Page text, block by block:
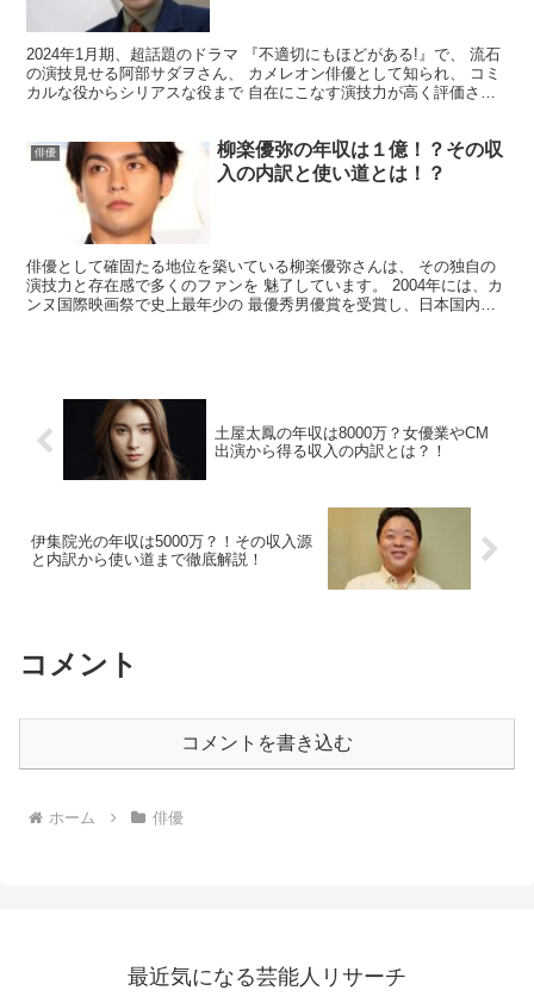
2024年1月期、超話題のドラマ 『不適切にもほどがある!』で、 流石
の演技見せる阿部サダヲさん、 カメレオン俳優として知られ、 コミ
カルな役からシリアスな役まで 自在にこなす演技力が高く評価され
俳優
柳楽優弥の年収は１億！？その収
入の内訳と使い道とは！？
俳優として確固たる地位を築いている柳楽優弥さんは、 その独自の
演技力と存在感で多くのファンを 魅了しています。 2004年には、カ
ンヌ国際映画祭で史上最年少の 最優秀男優賞を受賞し、日本国内外
土屋太鳳の年収は8000万？女優業やCM
出演から得る収入の内訳とは？！
伊集院光の年収は5000万？！その収入源
と内訳から使い道まで徹底解説！
コメント
コメントを書き込む
ホーム 俳優
最近気になる芸能人リサーチ